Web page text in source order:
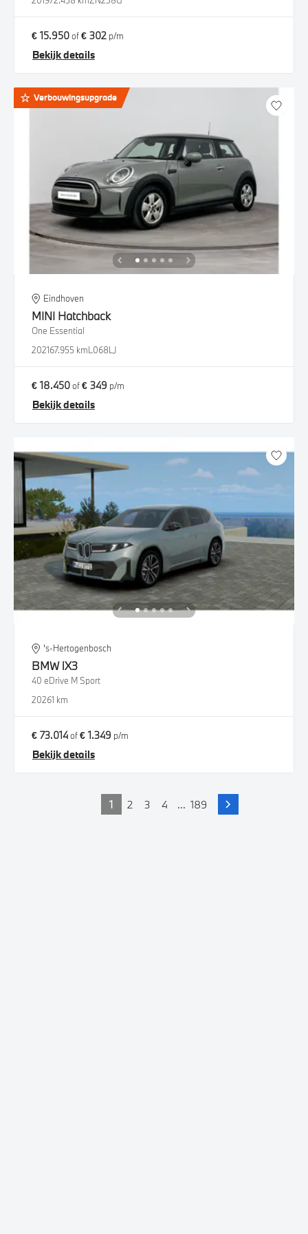
€ 15.950of€ 302 p/m
Bekijk details
Verbouwingsupgrade
Eindhoven
MINI Hatchback
One Essential
202167.955 kmL068LJ
€ 18.450of€ 349 p/m
Bekijk details
's-Hertogenbosch
BMW iX3
40 eDrive M Sport
20261 km
€ 73.014of€ 1.349 p/m
Bekijk details
1 2 3 4 ... 189